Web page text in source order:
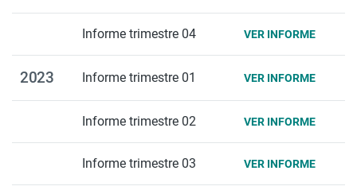
Informe trimestre 04 VER INFORME
2023 Informe trimestre 01 VER INFORME
Informe trimestre 02 VER INFORME
Informe trimestre 03 VER INFORME